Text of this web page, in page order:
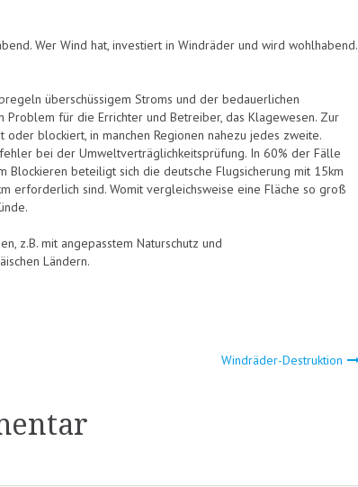
Wer Wind hat, investiert in Windräder und wird wohlhabend.
überschüssigem Stroms und der bedauerlichen
Problem für die Errichter und Betreiber, das Klagewesen. Zur
blockiert, in manchen Regionen nahezu jedes zweite.
bei der Umweltverträglichkeitsprüfung. In 60% der Fälle
Blockieren beteiligt sich die deutsche Flugsicherung mit 15km
erforderlich sind. Womit vergleichsweise eine Fläche so groß
z.B. mit angepasstem Naturschutz und
Ländern.
Windräder-Destruktion